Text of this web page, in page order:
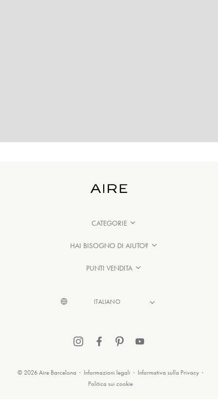
CATEGORIE
HAI BISOGNO DI AIUTO?
PUNTI VENDITA
© 2026 Aire Barcelona · Informazioni legali · Informativa sulla Privacy ·
Politica sui cookie